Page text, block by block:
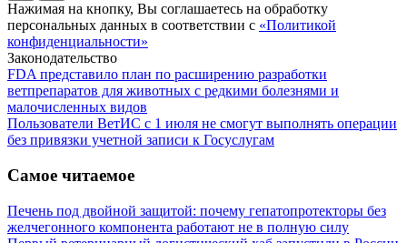
Нажимая на кнопку, Вы соглашаетесь на обработку
персональных данных в соответствии с «Политикой
конфиденциальности»
Законодательство
FDA представило план по расширению разработки
ветпрепаратов для животных с редкими болезнями и
малочисленных видов
Пользователи ВетИС с 1 июля не смогут выполнять операции
без привязки учетной записи к Госуслугам
Самое читаемое
Печень под двойной защитой: почему гепатопротекторы без
желчегонного компонента работают не в полную силу